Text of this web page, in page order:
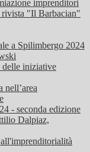
imprenditori
"Il Barbacian"
a Spilimbergo 2024
iniziative
nell’area
- seconda edizione
Dalpiaz,